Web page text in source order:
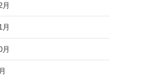
月
月
月